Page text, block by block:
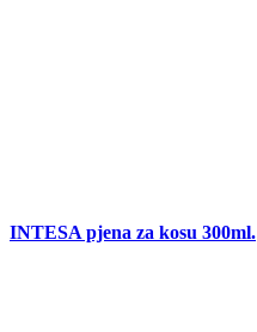
INTESA pjena za kosu 300ml.